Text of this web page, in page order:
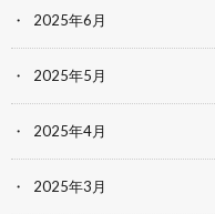
2025年6月
2025年5月
2025年4月
2025年3月